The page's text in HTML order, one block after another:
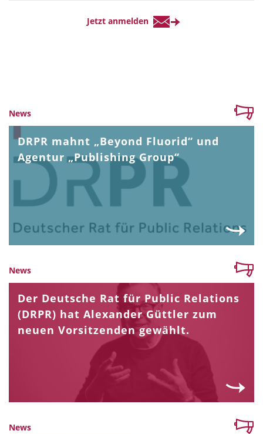
News
DRPR mahnt „Beyond Fluorid“ und
Agentur „Publishing Group“
News
Der Deutsche Rat für Public Relations
(DRPR) hat Alexander Güttler zum
neuen Vorsitzenden gewählt.
News